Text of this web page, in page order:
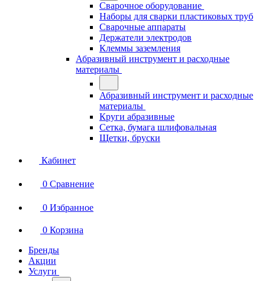
Сварочное оборудование
Наборы для сварки пластиковых труб
Сварочные аппараты
Держатели электродов
Клеммы заземления
Абразивный инструмент и расходные
материалы
Абразивный инструмент и расходные
материалы
Круги абразивные
Сетка, бумага шлифовальная
Щетки, бруски
Кабинет
0 Сравнение
0 Избранное
0 Корзина
Бренды
Акции
Услуги